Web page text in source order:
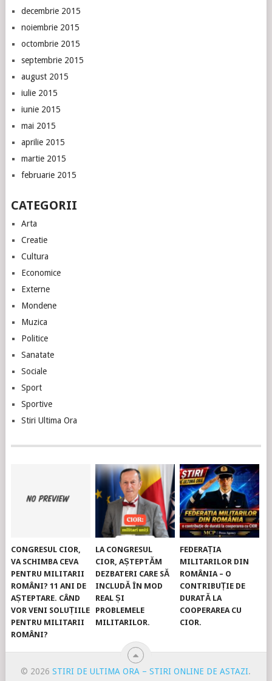
decembrie 2015
noiembrie 2015
octombrie 2015
septembrie 2015
august 2015
iulie 2015
iunie 2015
mai 2015
aprilie 2015
martie 2015
februarie 2015
CATEGORII
Arta
Creatie
Cultura
Economice
Externe
Mondene
Muzica
Politice
Sanatate
Sociale
Sport
Sportive
Stiri Ultima Ora
CONGRESUL CIOR,
VA SCHIMBA CEVA
PENTRU MILITARII
ROMÂNI? 11 ANI DE
AȘTEPTARE. CÂND
VOR VENI SOLUȚIILE
PENTRU MILITARII
ROMÂNI?
LA CONGRESUL
CIOR, AȘTEPTĂM
DEZBATERI CARE SĂ
INCLUDĂ ÎN MOD
REAL ȘI
PROBLEMELE
MILITARILOR.
FEDERAȚIA
MILITARILOR DIN
ROMÂNIA – O
CONTRIBUȚIE DE
DURATĂ LA
COOPERAREA CU
CIOR.
© 2026STIRI DE ULTIMA ORA – STIRI ONLINE DE ASTAZI.